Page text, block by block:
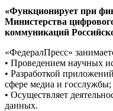
«Функционирует при
Министерства
коммуникаций
«ФедералПресс»
• Проведением научных
• Разработкой
сфере медиа и госслужбы;
• Осуществляет
данных.